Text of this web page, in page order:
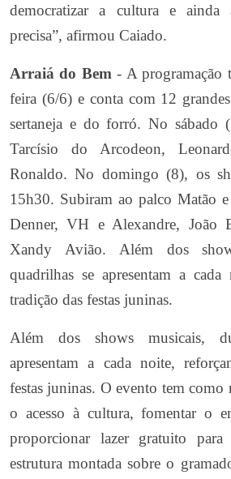
democratizar a cultura e ainda
precisa”, afirmou Caiado.
Arraiá do Bem - A programação
feira (6/6) e conta com 12
sertaneja e do forró. No sábado
Tarcísio do Arcodeon,
Ronaldo. No domingo (8), os
15h30. Subiram ao palco Matão
Denner, VH e Alexandre, João
Xandy Avião. Além dos
quadrilhas se apresentam a
tradição das festas juninas.
Além dos shows musicais,
apresentam a cada noite,
festas juninas. O evento tem como
o acesso à cultura, fomentar o
proporcionar lazer gratuito
estrutura montada sobre o